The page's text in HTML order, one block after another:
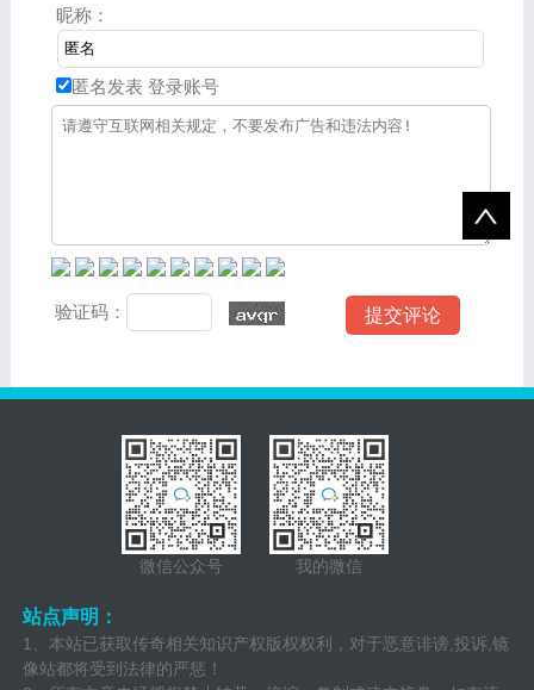
昵称：
匿名发表 登录账号
验证码：
微信公众号 我的微信
站点声明：
1、本站已获取传奇相关知识产权版权权利，对于恶意诽谤,投诉,镜
像站都将受到法律的严惩！